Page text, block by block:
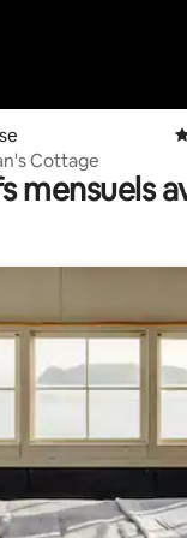
Cottage
mensuels